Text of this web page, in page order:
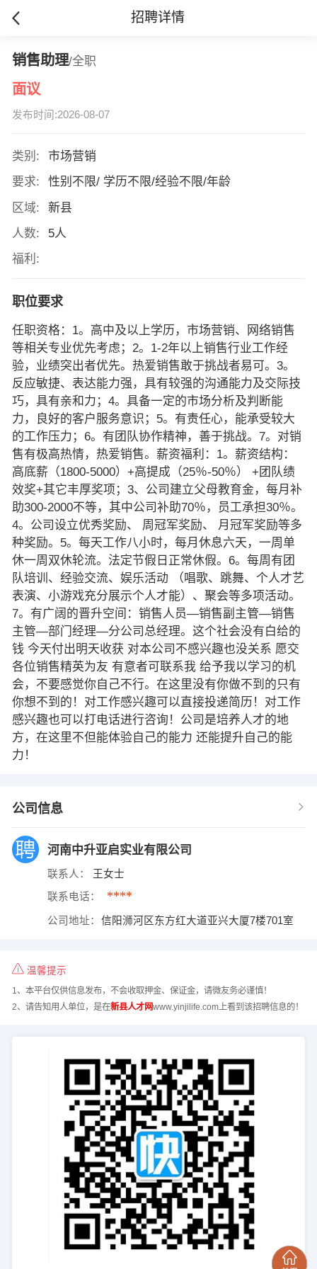
招聘详情
销售助理/全职
面议
发布时间:2026-08-07
类别:
市场营销
要求:
性别不限/ 学历不限/经验不限/年龄
区域:
新县
人数:
5人
福利:
职位要求
任职资格：1。高中及以上学历，市场营销、网络销售
等相关专业优先考虑；2。1-2年以上销售行业工作经
验，业绩突出者优先。热爱销售敢于挑战者易可。3。
反应敏捷、表达能力强，具有较强的沟通能力及交际技
巧，具有亲和力；4。具备一定的市场分析及判断能
力，良好的客户服务意识；5。有责任心，能承受较大
的工作压力；6。有团队协作精神，善于挑战。7。对销
售有极高热情，热爱销售。薪资福利：1。薪资结构：
高底薪（1800-5000）+高提成（25％-50％） +团队绩
效奖+其它丰厚奖项；3、公司建立父母教育金，每月补
助300-2000不等，其中公司补助70％，员工承担30％。
4。公司设立优秀奖励、 周冠军奖励、 月冠军奖励等多
种奖励。5。每天工作八小时，每月休息六天，一周单
休一周双休轮流。法定节假日正常休假。6。每周有团
队培训、经验交流、娱乐活动 （唱歌、跳舞、个人才艺
表演、小游戏充分展示个人才能）、聚会等多项活动。
7。有广阔的晋升空间：销售人员—销售副主管—销售
主管—部门经理—分公司总经理。这个社会没有白给的
钱 今天付出明天收获 对本公司不感兴趣也没关系 愿交
各位销售精英为友 有意者可联系我 给予我以学习的机
会，不要感觉你自己不行。在这里没有你做不到的只有
你想不到的！对工作感兴趣可以直接投递简历！对工作
感兴趣也可以打电话进行咨询！公司是培养人才的地
方，在这里不但能体验自己的能力 还能提升自己的能
力！
公司信息
河南中升亚启实业有限公司
联系人： 王女士
联系电话： ****
公司地址： 信阳浉河区东方红大道亚兴大厦7楼701室
温馨提示
1、本平台仅供信息发布，不会收取押金、保证金，请微友务必谨慎！
2、请告知用人单位，是在新县人才网www.yinjilife.com上看到该招聘信息的！